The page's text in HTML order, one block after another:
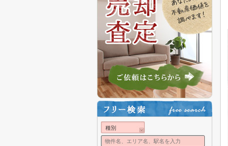
種別